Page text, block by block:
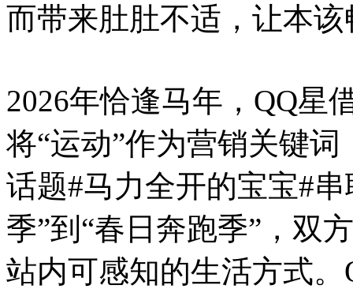
而带来肚肚不适，让本
2026年恰逢马年，QQ星
将“运动”作为营销关键
话题#马力全开的宝宝#
季”到“春日奔跑季”，双
站内可感知的生活方式